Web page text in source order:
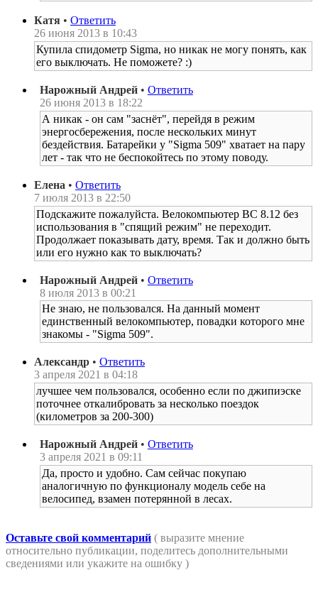
Катя • Ответить
26 июня 2013 в 10:43
Купила спидометр Sigma, но никак не могу понять, как
его выключать. Не поможете? :)
Нарожный Андрей • Ответить
26 июня 2013 в 18:22
А никак - он сам "заснёт", перейдя в режим
энергосбережения, после нескольких минут
бездействия. Батарейки у "Sigma 509" хватает на пару
лет - так что не беспокойтесь по этому поводу.
Елена • Ответить
7 июля 2013 в 22:50
Подскажите пожалуйста. Велокомпьютер ВС 8.12 без
использования в "спящий режим" не переходит.
Продолжает показывать дату, время. Так и должно быть
или его нужно как то выключать?
Нарожный Андрей • Ответить
8 июля 2013 в 00:21
Не знаю, не пользовался. На данный момент
единственный велокомпьютер, повадки которого мне
знакомы - "Sigma 509".
Александр • Ответить
3 апреля 2021 в 04:18
лучшее чем пользовался, особенно если по джипиэске
поточнее откалибровать за несколько поездок
(километров за 200-300)
Нарожный Андрей • Ответить
3 апреля 2021 в 09:11
Да, просто и удобно. Сам сейчас покупаю
аналогичную по функционалу модель себе на
велосипед, взамен потерянной в лесах.
Оставьте свой комментарий ( выразите мнение
относительно публикации, поделитесь дополнительными
сведениями или укажите на ошибку )